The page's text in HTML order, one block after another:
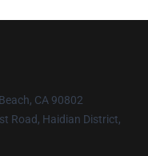
CA 90802
Road, Haidian District,